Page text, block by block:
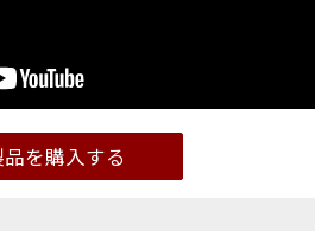
品を購入する